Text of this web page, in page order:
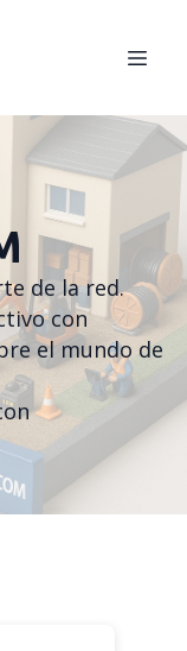
de la red.
con
el mundo de